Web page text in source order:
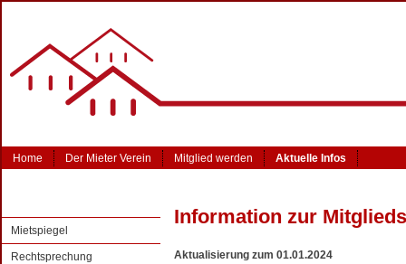
Home Der Mieter Verein Mitglied werden Aktuelle Infos
Mietspiegel
Rechtsprechung
Information zur
Aktualisierung zum 01.01.2024